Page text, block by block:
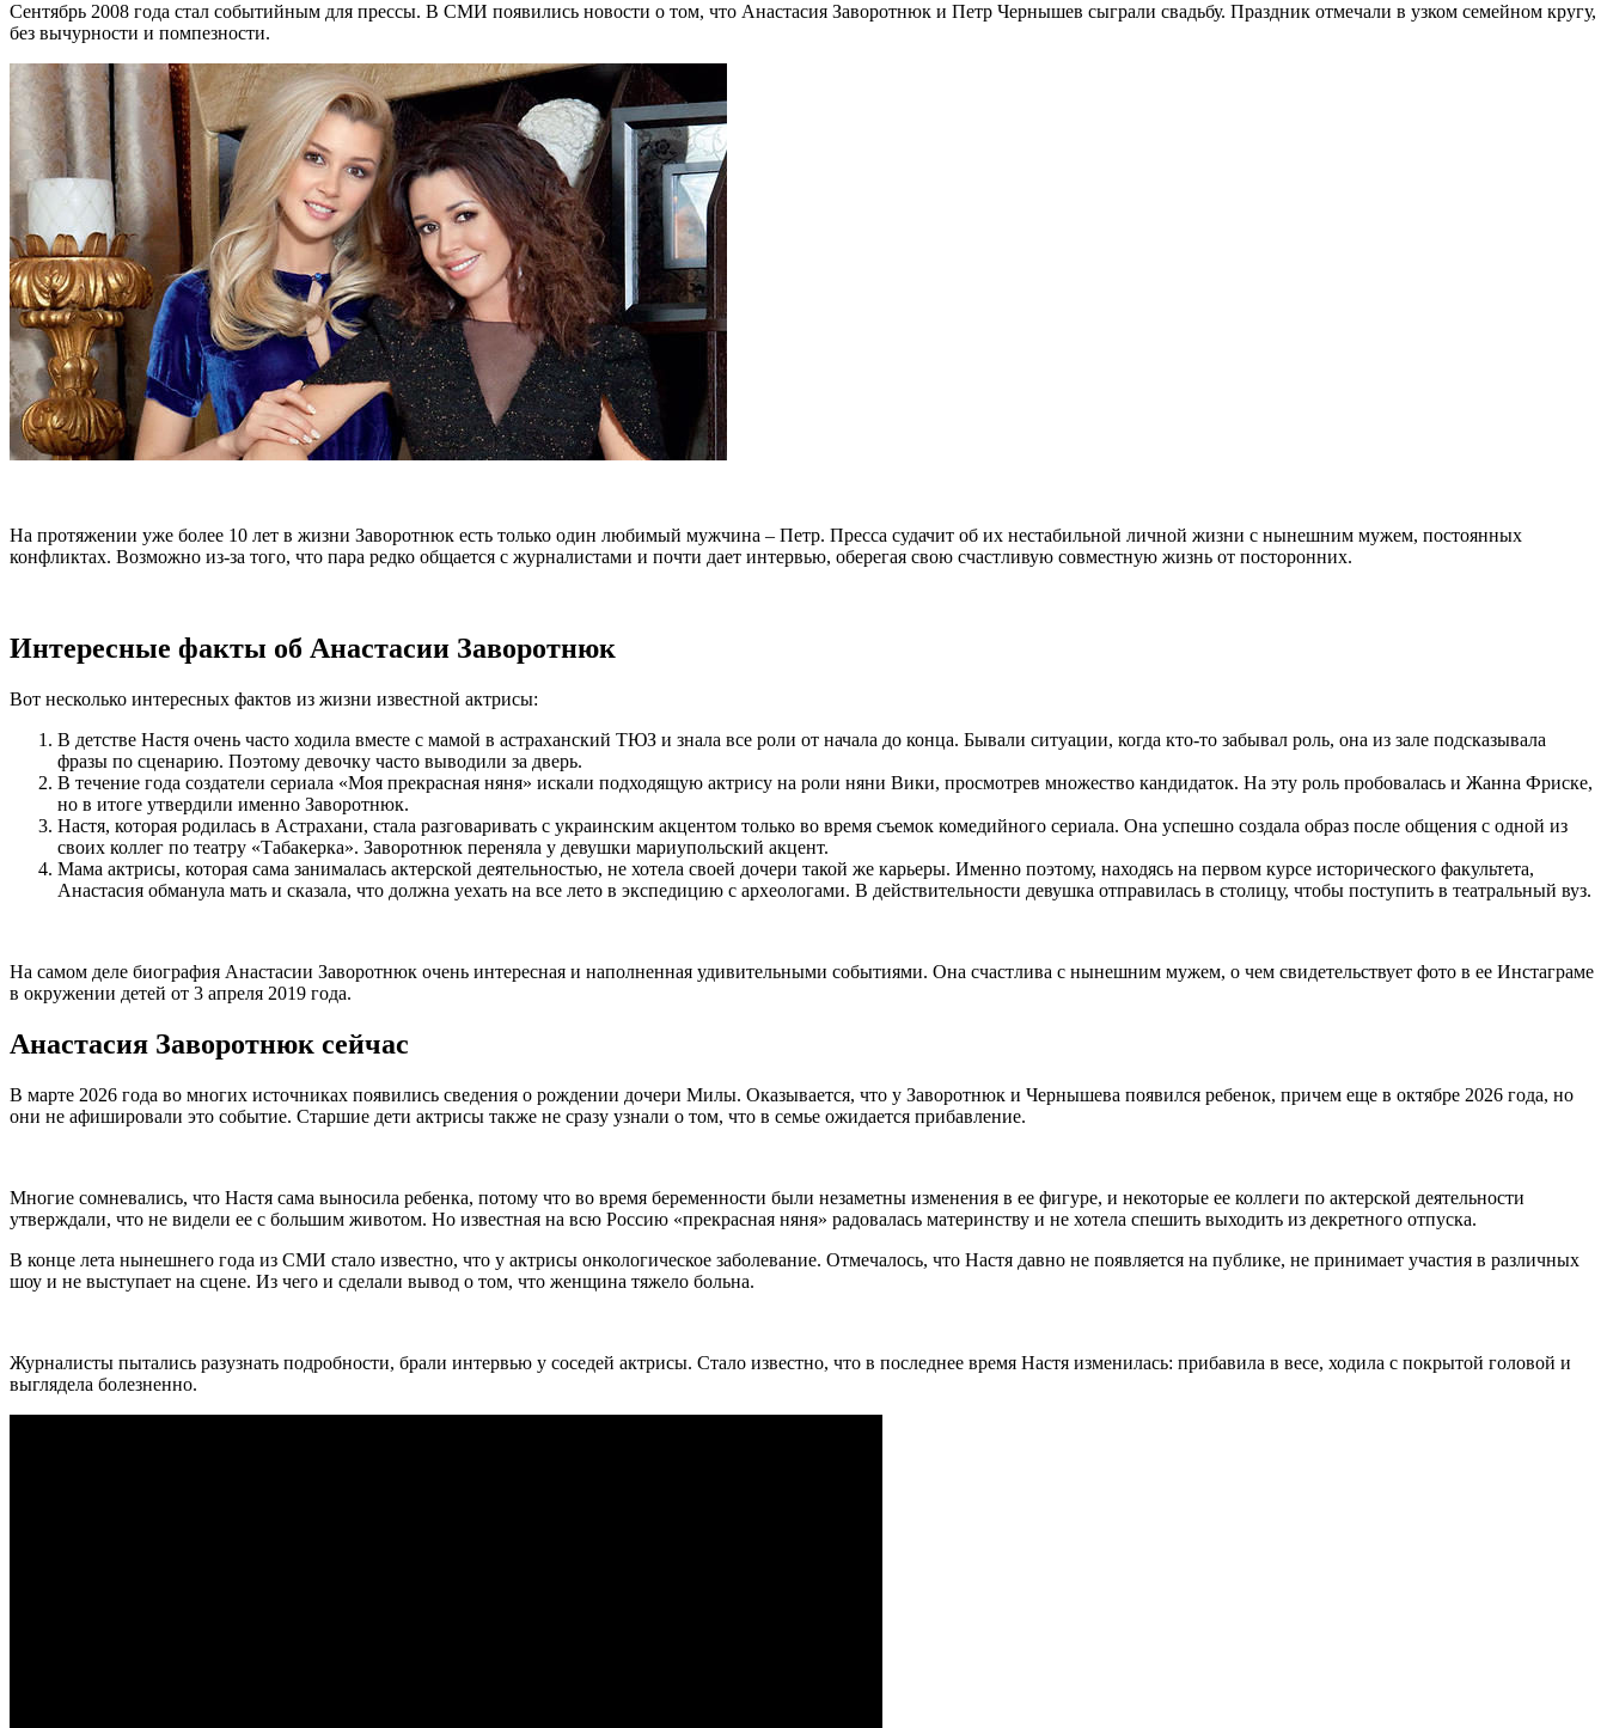
Сентябрь 2008 года стал событийным для прессы. В СМИ появились новости о том, что Анастасия Заворотнюк и Петр Чернышев сыграли свадьбу. Праздник отмечали в узком семейном кругу,
без вычурности и помпезности.
На протяжении уже более 10 лет в жизни Заворотнюк есть только один любимый мужчина – Петр. Пресса судачит об их нестабильной личной жизни с нынешним мужем, постоянных
конфликтах. Возможно из-за того, что пара редко общается с журналистами и почти дает интервью, оберегая свою счастливую совместную жизнь от посторонних.
Интересные факты об Анастасии Заворотнюк
Вот несколько интересных фактов из жизни известной актрисы:
В детстве Настя очень часто ходила вместе с мамой в астраханский ТЮЗ и знала все роли от начала до конца. Бывали ситуации, когда кто-то забывал роль, она из зале подсказывала
фразы по сценарию. Поэтому девочку часто выводили за дверь.
В течение года создатели сериала «Моя прекрасная няня» искали подходящую актрису на роли няни Вики, просмотрев множество кандидаток. На эту роль пробовалась и Жанна Фриске,
но в итоге утвердили именно Заворотнюк.
Настя, которая родилась в Астрахани, стала разговаривать с украинским акцентом только во время съемок комедийного сериала. Она успешно создала образ после общения с одной из
своих коллег по театру «Табакерка». Заворотнюк переняла у девушки мариупольский акцент.
Мама актрисы, которая сама занималась актерской деятельностью, не хотела своей дочери такой же карьеры. Именно поэтому, находясь на первом курсе исторического факультета,
Анастасия обманула мать и сказала, что должна уехать на все лето в экспедицию с археологами. В действительности девушка отправилась в столицу, чтобы поступить в театральный вуз.
На самом деле биография Анастасии Заворотнюк очень интересная и наполненная удивительными событиями. Она счастлива с нынешним мужем, о чем свидетельствует фото в ее Инстаграме
в окружении детей от 3 апреля 2019 года.
Анастасия Заворотнюк сейчас
В марте 2026 года во многих источниках появились сведения о рождении дочери Милы. Оказывается, что у Заворотнюк и Чернышева появился ребенок, причем еще в октябре 2026 года, но
они не афишировали это событие. Старшие дети актрисы также не сразу узнали о том, что в семье ожидается прибавление.
Многие сомневались, что Настя сама выносила ребенка, потому что во время беременности были незаметны изменения в ее фигуре, и некоторые ее коллеги по актерской деятельности
утверждали, что не видели ее с большим животом. Но известная на всю Россию «прекрасная няня» радовалась материнству и не хотела спешить выходить из декретного отпуска.
В конце лета нынешнего года из СМИ стало известно, что у актрисы онкологическое заболевание. Отмечалось, что Настя давно не появляется на публике, не принимает участия в различных
шоу и не выступает на сцене. Из чего и сделали вывод о том, что женщина тяжело больна.
Журналисты пытались разузнать подробности, брали интервью у соседей актрисы. Стало известно, что в последнее время Настя изменилась: прибавила в весе, ходила с покрытой головой и
выглядела болезненно.